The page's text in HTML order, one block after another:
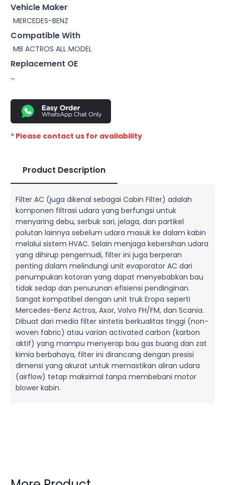
Vehicle Maker
MERCEDES-BENZ
Compatible With
MB ACTROS ALL MODEL
Replacement OE
–
* Please contact us for availability
Product Description
Filter AC (juga dikenal sebagai Cabin Filter) adalah
komponen filtrasi udara yang berfungsi untuk
menyaring debu, serbuk sari, jelaga, dan partikel
polutan lainnya sebelum udara masuk ke dalam kabin
melalui sistem HVAC. Selain menjaga kebersihan udara
yang dihirup pengemudi, filter ini juga berperan
penting dalam melindungi unit evaporator AC dari
penumpukan kotoran yang dapat menyebabkan bau
tidak sedap dan penurunan efisiensi pendinginan.
Sangat kompatibel dengan unit truk Eropa seperti
Mercedes-Benz Actros, Axor, Volvo FH/FM, dan Scania.
Dibuat dari media filter sintetis berkualitas tinggi (non-
woven fabric) atau varian activated carbon (karbon
aktif) yang mampu menyerap bau gas buang dan zat
kimia berbahaya, filter ini dirancang dengan presisi
dimensi yang akurat untuk memastikan aliran udara
(airflow) tetap maksimal tanpa membebani motor
blower kabin.